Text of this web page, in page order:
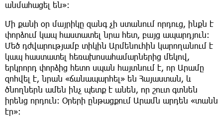
անմահացել են»։
Մի քանի օր մայրիկը զանգ չի ստանում որդուց, ինքն է
փորձում կապ հաստատել նրա հետ, բայց ապարդյուն։
Մեծ դժվարությամբ տիկին Արմենուհին կարողանում է
կապ հաստատել հեռախոսահամարներից մեկով,
երկրորդ փորձից հետո սպան հայտնում է, որ Արամը
զոհվել է, նրան «ճանապարհել» են Հայաստան, և
ծնողներն ամեն ինչ պետք է անեն, որ շուտ գտնեն
իրենց որդուն։ Օրերի ընթացքում Արամն արդեն «տանն
էր»։